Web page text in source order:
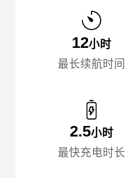
12小时
最长续航时间
2.5小时
最快充电时长